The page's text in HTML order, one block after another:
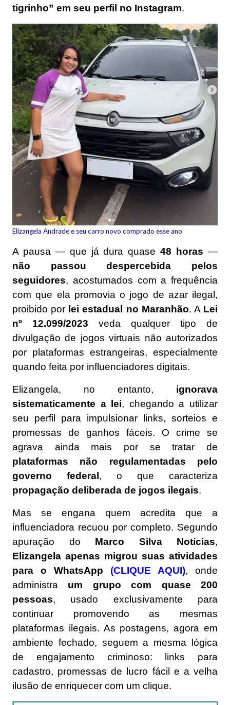
tigrinho” em seu perfil no Instagram.
Elizangela Andrade e seu carro novo comprado esse ano
A pausa — que já dura quase48 horas —
não passou despercebida pelos
seguidores, acostumados com a frequência
com que ela promovia o jogo de azar ilegal,
proibido por lei estadual no Maranhão. A Lei
nº 12.099/2023 veda qualquer tipo de
divulgação de jogos virtuais não autorizados
por plataformas estrangeiras, especialmente
quando feita por influenciadores digitais.
Elizangela, no entanto, ignorava
sistematicamente a lei, chegando a utilizar
seu perfil para impulsionar links, sorteios e
promessas de ganhos fáceis. O crime se
agrava ainda mais por se tratar de
plataformas não regulamentadas pelo
governo federal, o que caracteriza
propagação deliberada de jogos ilegais.
Mas se engana quem acredita que a
influenciadora recuou por completo. Segundo
apuração do Marco Silva Notícias,
Elizangela apenas migrou suas atividades
para o WhatsApp (CLIQUE AQUI), onde
administra um grupo com quase 200
pessoas, usado exclusivamente para
continuar promovendo as mesmas
plataformas ilegais. As postagens, agora em
ambiente fechado, seguem a mesma lógica
de engajamento criminoso: links para
cadastro, promessas de lucro fácil e a velha
ilusão de enriquecer com um clique.